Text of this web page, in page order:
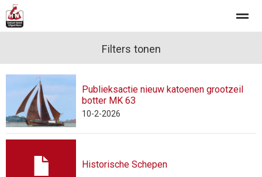
Ons Centrum Museumhaven
Home Zoeken Nieuws Foto's
Filters tonen
Publieksactie nieuw katoenen grootzeil
botter MK 63
10-2-2026
Historische Schepen